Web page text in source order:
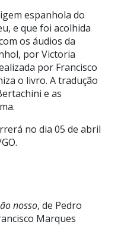
espanhola do
e que foi acolhida
os áudios da
por Victoria
por Francisco
o livro. A tradução
e as
no dia 05 de abril
nosso, de Pedro
Marques